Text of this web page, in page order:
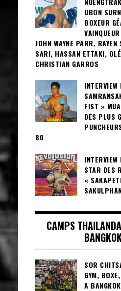
UBON
BOXEUR
JOHN WAYNE PARR,
SARI, HASSAN ETTAKI,
CHRISTIAN GARROS
INTERVIEW
FIST »
DES PLUS
80
INTERVIEW
STAR DES
«
CAMPS
SOR
GYM,
A